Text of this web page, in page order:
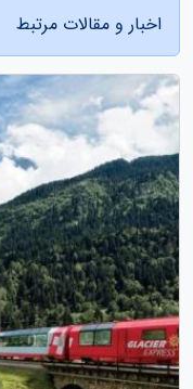
اخبار و مقالات مرتبط